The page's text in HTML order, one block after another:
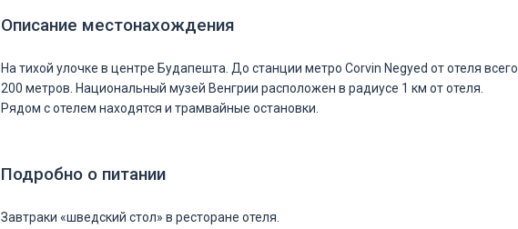
Описание местонахождения
На тихой улочке в центре Будапешта. До станции метро Corvin Negyed от отеля всего
200 метров. Национальный музей Венгрии расположен в радиусе 1 км от отеля.
Рядом с отелем находятся и трамвайные остановки.
Подробно о питании
Завтраки «шведский стол» в ресторане отеля.